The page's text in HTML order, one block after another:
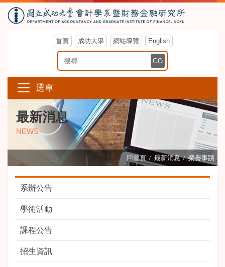
首頁 成功大學 網站導覽 English
搜尋關鍵字 GO
選單
最新消息
NEWS
回首頁 最新消息 榮譽事蹟
系辦公告
學術活動
課程公告
招生資訊